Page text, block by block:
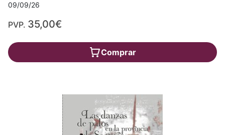
09/09/26
PVP. 35,00€
Comprar